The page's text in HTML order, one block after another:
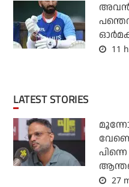
അവന്‍
11
LATEST STORIES
27